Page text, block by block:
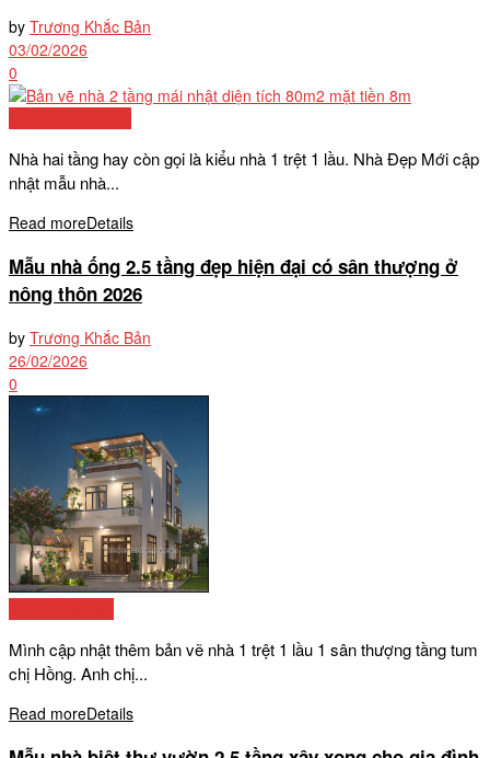
by Trương Khắc Bản
03/02/2026
0
Nhà hai tầng hay còn gọi là kiểu nhà 1 trệt 1 lầu. Nhà Đẹp Mới cập
nhật mẫu nhà...
Read moreDetails
Mẫu nhà ống 2.5 tầng đẹp hiện đại có sân thượng ở
nông thôn 2026
by Trương Khắc Bản
26/02/2026
0
Mình cập nhật thêm bản vẽ nhà 1 trệt 1 lầu 1 sân thượng tầng tum
chị Hồng. Anh chị...
Read moreDetails